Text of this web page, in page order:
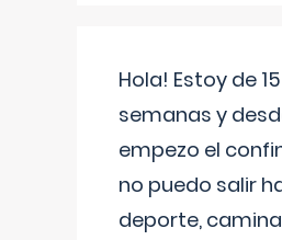
Hola! Estoy de 15
semanas y
empezo el
no puedo salir
deporte,